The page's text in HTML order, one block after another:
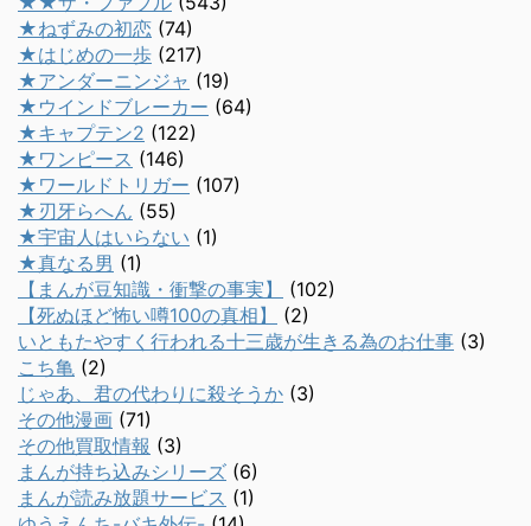
★ねずみの初恋 (74)
★はじめの一歩 (217)
★アンダーニンジャ (19)
★ウインドブレーカー (64)
★キャプテン2 (122)
★ワンピース (146)
★ワールドトリガー (107)
★刃牙らへん (55)
★宇宙人はいらない (1)
★真なる男 (1)
【まんが豆知識・衝撃の事実】
(102)
【死ぬほど怖い噂100の真相】
(2)
いともたやすく行われる十三歳が生きる為のお仕事 (3)
こち亀 (2)
じゃあ、君の代わりに殺そうか (3)
その他漫画 (71)
その他買取情報 (3)
まんが持ち込みシリーズ (6)
まんが読み放題サービス (1)